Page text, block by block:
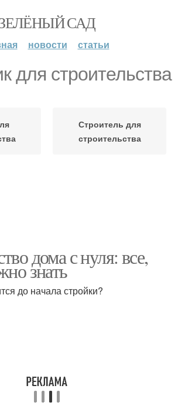
САД
новости статьи
для строительства
Строитель для
строительства
дома с нуля: все,
знать
до начала стройки?